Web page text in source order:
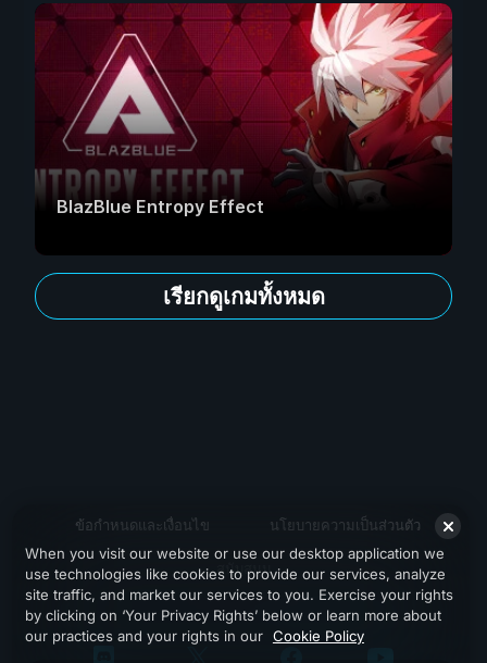
BlazBlue Entropy Effect
เรียกดูเกมทั้งหมด
ข้อกำหนดและเงื่อนไข นโยบายความเป็นส่วนตัว
สนับสนุน
When you visit our website or use our desktop application we
use technologies like cookies to provide our services, analyze
site traffic, and market our services to you. Exercise your rights
by clicking on ‘Your Privacy Rights’ below or learn more about
our practices and your rights in our Cookie Policy